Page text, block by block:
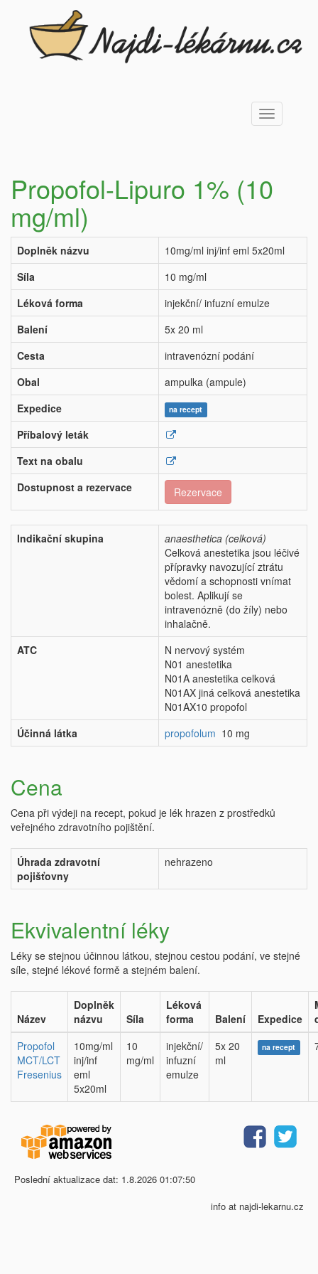
Toggle
navigation
Propofol-Lipuro 1% (10
mg/ml)
Doplněk názvu
10mg/ml inj/inf eml 5x20ml
Síla
10 mg/ml
Léková forma
injekční/ infuzní emulze
Balení
5x 20 ml
Cesta
intravenózní podání
Obal
ampulka (ampule)
Expedice
na recept
Příbalový leták
Text na obalu
Dostupnost a rezervace
Rezervace
Indikační skupina
anaesthetica (celková)
Celková anestetika jsou léčivé
přípravky navozující ztrátu
vědomí a schopnosti vnímat
bolest. Aplikují se
intravenózně (do žíly) nebo
inhalačně.
ATC
N nervový systém
N01 anestetika
N01A anestetika celková
N01AX jiná celková anestetika
N01AX10 propofol
Účinná látka
propofolum 10 mg
Cena
Cena při výdeji na recept, pokud je lék hrazen z prostředků
veřejného zdravotního pojištění.
Úhrada zdravotní
pojišťovny
nehrazeno
Ekvivalentní léky
Léky se stejnou účinnou látkou, stejnou cestou podání, ve stejné
síle, stejné lékové formě a stejném balení.
Název
Doplněk
názvu
Síla
Léková
forma
Balení Expedice
Propofol
MCT/LCT
Fresenius
10mg/ml
inj/inf
eml
5x20ml
10
mg/ml
injekční/
infuzní
emulze
5x 20
ml
na recept
Poslední aktualizace dat: 1.8.2026 01:07:50
info at najdi-lekarnu.cz